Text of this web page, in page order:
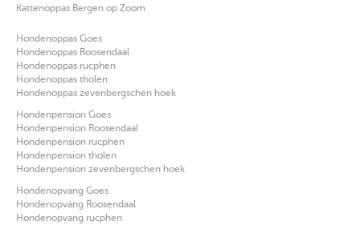
Kattenoppas Bergen op Zoom
Hondenoppas Goes
Hondenoppas Roosendaal
Hondenoppas rucphen
Hondenoppas tholen
Hondenoppas zevenbergschen hoek
Hondenpension Goes
Hondenpension Roosendaal
Hondenpension rucphen
Hondenpension tholen
Hondenpension zevenbergschen hoek
Hondenopvang Goes
Hondenopvang Roosendaal
Hondenopvang rucphen